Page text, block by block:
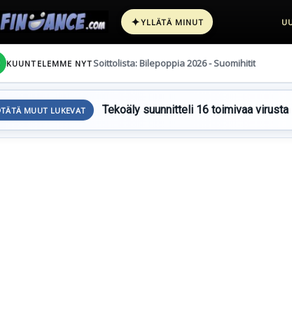
✦YLLÄTÄ MINUT
KUUNTELEMME NYT Soittolista: Bilepoppia 2026 - Suomihitit
TÄTÄ MUUT LUKEVAT Tekoäly suunnitteli 16 toimivaa virusta